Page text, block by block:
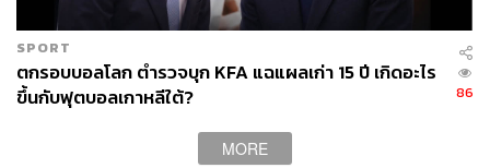
SPORT
ตกรอบบอลโลก ตำรวจบุก KFA แฉแผลเก่า 15 ปี เกิดอะไร
ขึ้นกับฟุตบอลเกาหลีใต้?
86
MORE